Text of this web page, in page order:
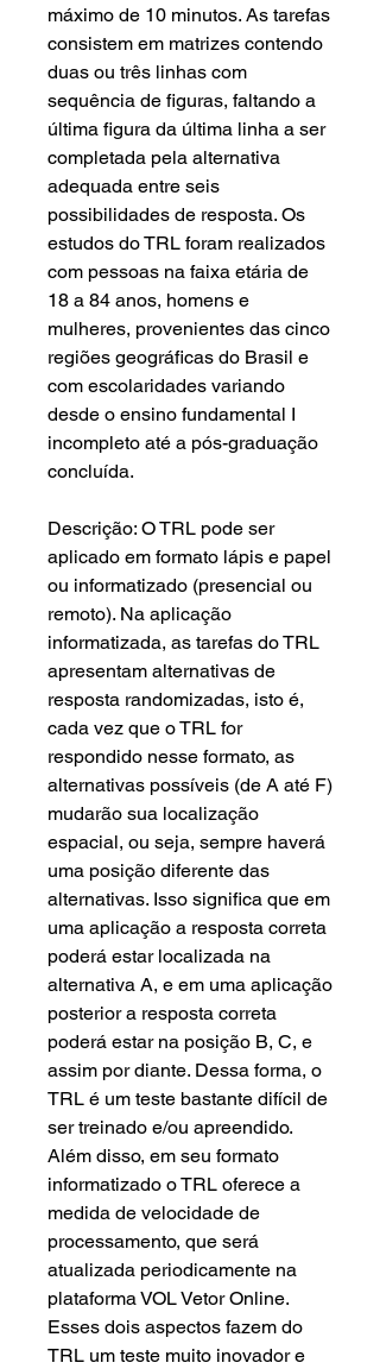
máximo de 10 minutos. As tarefas
consistem em matrizes contendo
duas ou três linhas com
sequência de figuras, faltando a
última figura da última linha a ser
completada pela alternativa
adequada entre seis
possibilidades de resposta. Os
estudos do TRL foram realizados
com pessoas na faixa etária de
18 a 84 anos, homens e
mulheres, provenientes das cinco
regiões geográficas do Brasil e
com escolaridades variando
desde o ensino fundamental I
incompleto até a pós-graduação
concluída.
Descrição: O TRL pode ser
aplicado em formato lápis e papel
ou informatizado (presencial ou
remoto). Na aplicação
informatizada, as tarefas do TRL
apresentam alternativas de
resposta randomizadas, isto é,
cada vez que o TRL for
respondido nesse formato, as
alternativas possíveis (de A até F)
mudarão sua localização
espacial, ou seja, sempre haverá
uma posição diferente das
alternativas. Isso significa que em
uma aplicação a resposta correta
poderá estar localizada na
alternativa A, e em uma aplicação
posterior a resposta correta
poderá estar na posição B, C, e
assim por diante. Dessa forma, o
TRL é um teste bastante difícil de
ser treinado e/ou apreendido.
Além disso, em seu formato
informatizado o TRL oferece a
medida de velocidade de
processamento, que será
atualizada periodicamente na
plataforma VOL Vetor Online.
Esses dois aspectos fazem do
TRL um teste muito inovador e